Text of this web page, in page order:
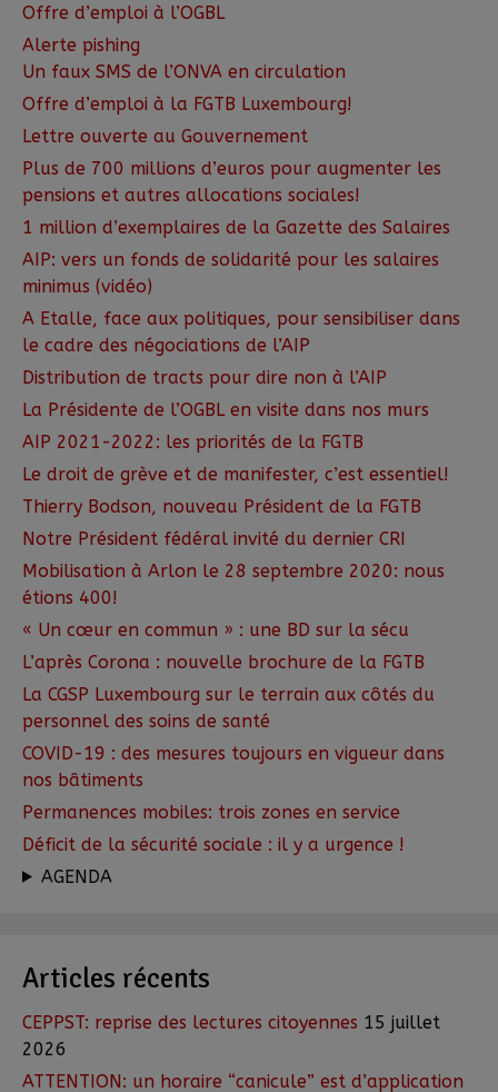
Offre d’emploi à l’OGBL
Alerte pishing
Un faux SMS de l’ONVA en circulation
Offre d’emploi à la FGTB Luxembourg!
Lettre ouverte au Gouvernement
Plus de 700 millions d’euros pour augmenter les
pensions et autres allocations sociales!
1 million d’exemplaires de la Gazette des Salaires
AIP: vers un fonds de solidarité pour les salaires
minimus (vidéo)
A Etalle, face aux politiques, pour sensibiliser dans
le cadre des négociations de l’AIP
Distribution de tracts pour dire non à l’AIP
La Présidente de l’OGBL en visite dans nos murs
AIP 2021-2022: les priorités de la FGTB
Le droit de grève et de manifester, c’est essentiel!
Thierry Bodson, nouveau Président de la FGTB
Notre Président fédéral invité du dernier CRI
Mobilisation à Arlon le 28 septembre 2020: nous
étions 400!
« Un cœur en commun » : une BD sur la sécu
L’après Corona : nouvelle brochure de la FGTB
La CGSP Luxembourg sur le terrain aux côtés du
personnel des soins de santé
COVID-19 : des mesures toujours en vigueur dans
nos bâtiments
Permanences mobiles: trois zones en service
Déficit de la sécurité sociale : il y a urgence !
AGENDA
Articles récents
CEPPST: reprise des lectures citoyennes 15 juillet
2026
ATTENTION: un horaire “canicule” est d’application